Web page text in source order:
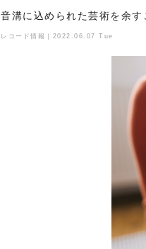
音溝に込められた芸術を余
レコード情報｜2022.06.07 Tue